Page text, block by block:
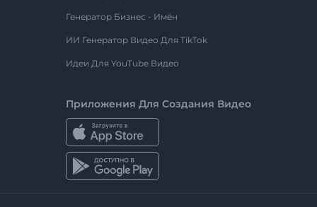
Генератор Бизнес - Имён
ИИ Генератор Видео Для TikTok
Идеи Для YouTube Видео
Приложения Для Создания Видео